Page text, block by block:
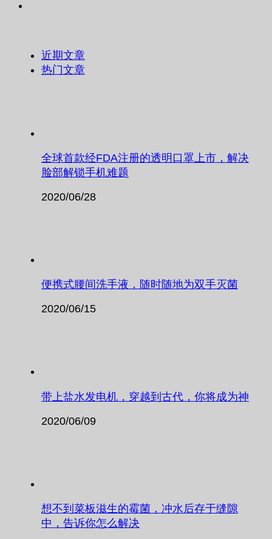
近期文章
热门文章
全球首款经FDA注册的透明口罩上市，解决
脸部解锁手机难题
2020/06/28
便携式腰间洗手液，随时随地为双手灭菌
2020/06/15
带上盐水发电机，穿越到古代，你将成为神
2020/06/09
想不到菜板滋生的霉菌，冲水后存于缝隙
中，告诉你怎么解决